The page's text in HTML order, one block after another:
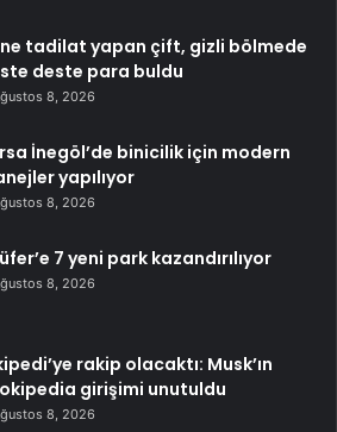
tadilat yapan çift, gizli bölmede
deste para buldu
8, 2026
İnegöl’de binicilik için modern
yapılıyor
8, 2026
7 yeni park kazandırılıyor
8, 2026
rakip olacaktı: Musk’ın
girişimi unutuldu
8, 2026